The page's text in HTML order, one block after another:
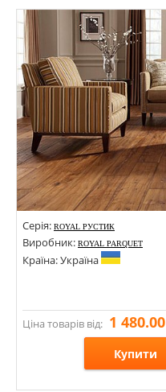
Стилі:
Кольори:
Серія: ROYAL РУСТИК
Виробник: ROYAL PARQUET
Країна: Україна
Ціна товарів від: 1 480.00
Купити